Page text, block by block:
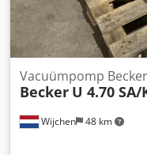
Wijchen 48 km
Vacuümpomp
Becker U 4.70 SA/